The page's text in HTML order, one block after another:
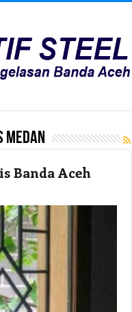
Medan
Banda Aceh